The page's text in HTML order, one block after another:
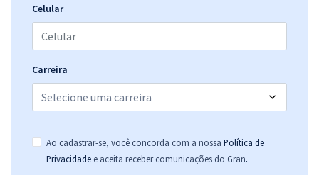
Celular
Carreira
Ao cadastrar-se, você concorda com a nossa Política de
Privacidade e aceita receber comunicações do Gran.